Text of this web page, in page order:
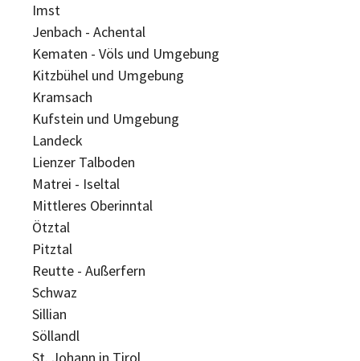
Imst
Jenbach - Achental
Kematen - Völs und Umgebung
Kitzbühel und Umgebung
Kramsach
Kufstein und Umgebung
Landeck
Lienzer Talboden
Matrei - Iseltal
Mittleres Oberinntal
Ötztal
Pitztal
Reutte - Außerfern
Schwaz
Sillian
Söllandl